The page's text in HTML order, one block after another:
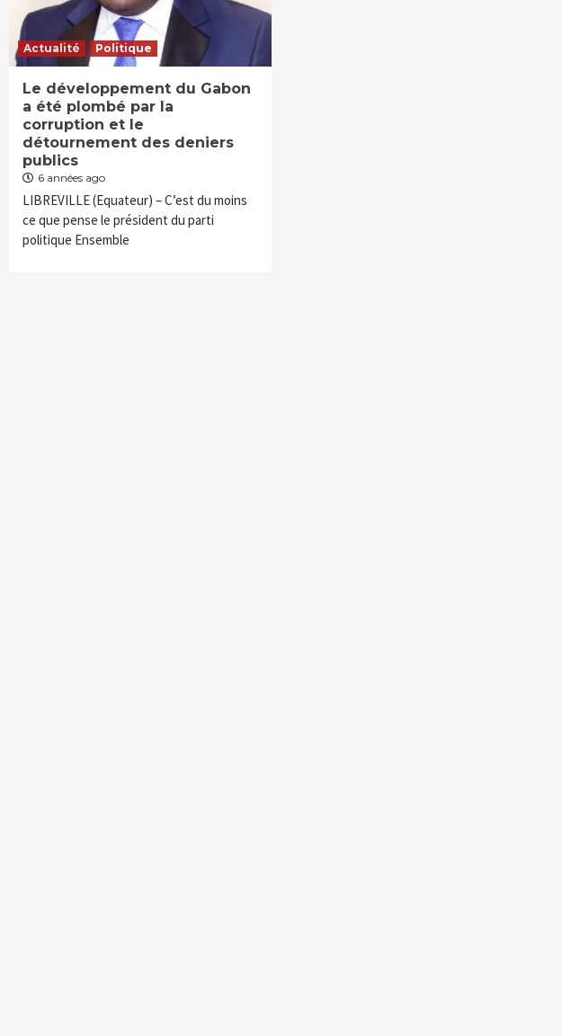
Actualité Politique
Le développement du Gabon
a été plombé par la
corruption et le
détournement des deniers
publics
6 années ago
LIBREVILLE (Equateur) – C’est du moins
ce que pense le président du parti
politique Ensemble